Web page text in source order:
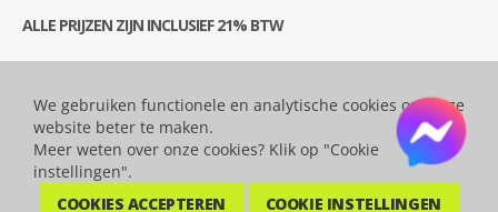
ALLE PRIJZEN ZIJN INCLUSIEF 21% BTW
© 2026 Bytesatwork.be - Alle rechten voorbehouden.
We gebruiken functionele en analytische cookies om onze
website beter te maken.
Meer weten over onze cookies? Klik op "Cookie
instellingen".
COOKIES ACCEPTEREN
COOKIE INSTELLINGEN